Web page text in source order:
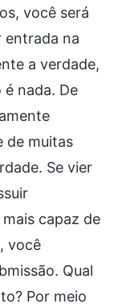
você será
entrada na
a verdade,
nada. De
de muitas
Se vier
capaz de
você
Qual
Por meio